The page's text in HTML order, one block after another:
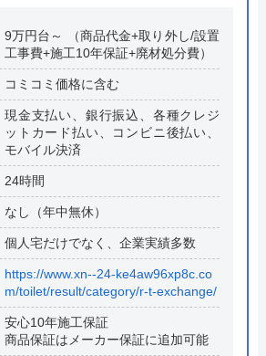
9万円台～ （商品代金+取り外し/設置
工事費+施工10年保証+廃材処分費）
コミコミ価格に含む
現金支払い、銀行振込、各種クレジ
ットカード払い、コンビニ後払い、
モバイル決済
24時間
なし（年中無休）
個人宅だけでなく、企業実績多数
https://www.xn--24-ke4aw96xp8c.co
m/toilet/result/category/r-t-exchange/
安心10年施工保証
商品保証はメーカー保証に追加可能